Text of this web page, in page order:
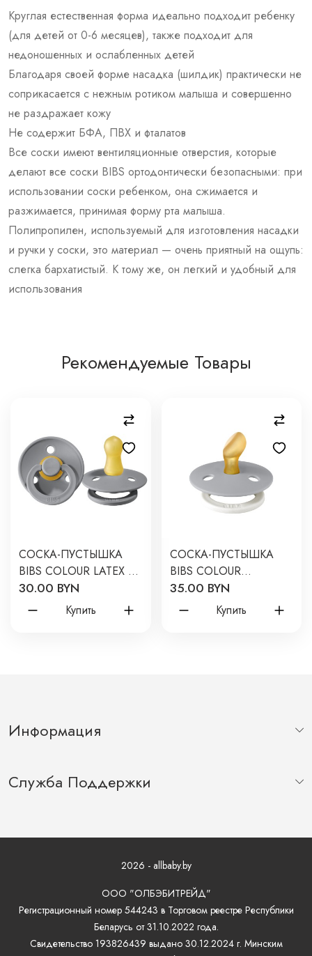
Круглая естественная форма идеально подходит ребенку
(для детей от 0-6 месяцев), также подходит для
недоношенных и ослабленных детей
Благодаря своей форме насадка (шилдик) практически не
соприкасается с нежным ротиком малыша и совершенно
не раздражает кожу
Не содержит БФА, ПВХ и фталатов
Все соски имеют вентиляционные отверстия, которые
делают все соски BIBS ортодонтически безопасными: при
использовании соски ребенком, она сжимается и
разжимается, принимая форму рта малыша.
Полипропилен, используемый для изготовления насадки
и ручки у соски, это материал — очень приятный на ощупь:
слегка бархатистый. К тому же, он легкий и удобный для
использования
Рекомендуемые Товары
CОСКА-ПУСТЫШКА
BIBS COLOUR LATEX 0-
6 МЕСЯЦЕВ ЦВЕТ:
CLOUD / СВЕТЛО-
30.00 BYN
Купить
СОСКА-ПУСТЫШКА
BIBS COLOUR
ANATOMICAL 0-6
МЕСЯЦЕВ ЦВЕТ:
CLOUD GLOW / СО
35.00 BYN
Купить
Информация
Служба Поддержки
2026 - allbaby.by
ООО "ОЛБЭБИТРЕЙД"
Регистрационный номер 544243 в Торговом реестре Республики
Беларусь от 31.10.2022 года.
Свидетельство 193826439 выдано 30.12.2024 г. Минским